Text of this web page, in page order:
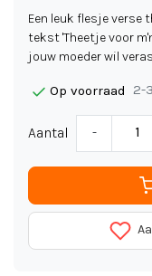
Een leuk flesje verse
tekst 'Theetje voor
jouw moeder wil
Op voorraad 2-
Aantal -